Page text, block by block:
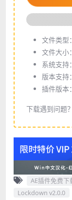
文件类型
文件大小
系统支持
版本支持
插件版本
下载遇到问题
AE插件免费下
Lockdown v2.0.0